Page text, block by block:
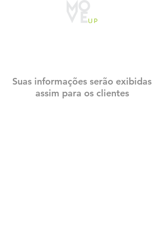
Suas informações serão exibidas
assim para os clientes